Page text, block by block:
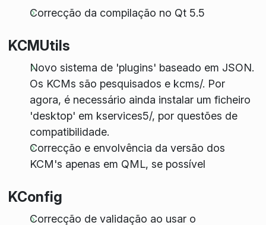
Correcção da compilação no Qt 5.5
KCMUtils
Novo sistema de 'plugins' baseado em JSON.
Os KCMs são pesquisados e kcms/. Por
agora, é necessário ainda instalar um ficheiro
'desktop' em kservices5/, por questões de
compatibilidade.
Correcção e envolvência da versão dos
KCM's apenas em QML, se possível
KConfig
Correcção de validação ao usar o